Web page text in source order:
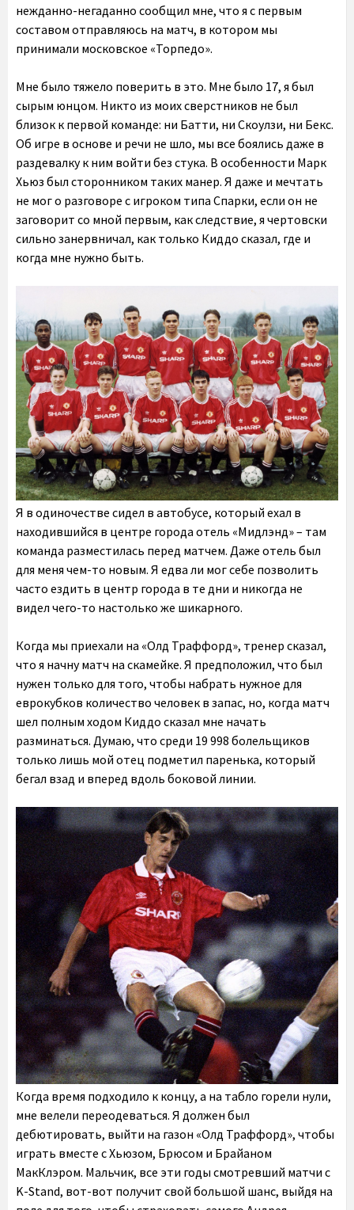
нежданно-негаданно сообщил мне, что я с первым
составом отправляюсь на матч, в котором мы
принимали московское «Торпедо».
Мне было тяжело поверить в это. Мне было 17, я был
сырым юнцом. Никто из моих сверстников не был
близок к первой команде: ни Батти, ни Скоулзи, ни Бекс.
Об игре в основе и речи не шло, мы все боялись даже в
раздевалку к ним войти без стука. В особенности Марк
Хьюз был сторонником таких манер. Я даже и мечтать
не мог о разговоре с игроком типа Спарки, если он не
заговорит со мной первым, как следствие, я чертовски
сильно занервничал, как только Киддо сказал, где и
когда мне нужно быть.
Я в одиночестве сидел в автобусе, который ехал в
находившийся в центре города отель «Мидлэнд» – там
команда разместилась перед матчем. Даже отель был
для меня чем-то новым. Я едва ли мог себе позволить
часто ездить в центр города в те дни и никогда не
видел чего-то настолько же шикарного.
Когда мы приехали на «Олд Траффорд», тренер сказал,
что я начну матч на скамейке. Я предположил, что был
нужен только для того, чтобы набрать нужное для
еврокубков количество человек в запас, но, когда матч
шел полным ходом Киддо сказал мне начать
разминаться. Думаю, что среди 19 998 болельщиков
только лишь мой отец подметил паренька, который
бегал взад и вперед вдоль боковой линии.
Когда время подходило к концу, а на табло горели нули,
мне велели переодеваться. Я должен был
дебютировать, выйти на газон «Олд Траффорд», чтобы
играть вместе с Хьюзом, Брюсом и Брайаном
МакКлэром. Мальчик, все эти годы смотревший матчи с
K-Stand, вот-вот получит свой большой шанс, выйдя на